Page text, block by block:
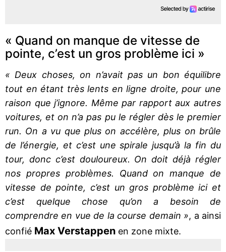
« Quand on manque de vitesse de
pointe, c’est un gros problème ici »
« Deux choses, on n’avait pas un bon équilibre
tout en étant très lents en ligne droite, pour une
raison que j’ignore. Même par rapport aux autres
voitures, et on n’a pas pu le régler dès le premier
run. On a vu que plus on accélère, plus on brûle
de l’énergie, et c’est une spirale jusqu’à la fin du
tour, donc c’est douloureux. On doit déjà régler
nos propres problèmes. Quand on manque de
vitesse de pointe, c’est un gros problème ici et
c’est quelque chose qu’on a besoin de
comprendre en vue de la course demain », a ainsi
confié Max Verstappen en zone mixte.